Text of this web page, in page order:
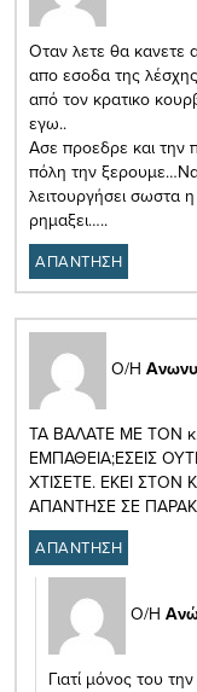
Οταν λετε θα κανετε
απο εσοδα της
από τον κρατικο
εγω..
Ασε προεδρε και την
πόλη την ξερουμε…Να
λειτουργήσει σωστα
ρημαξει…..
ΑΠΑΝΤΗΣΗ
Ο/Η
ΤΑ ΒΑΛΑΤΕ ΜΕ ΤΟΝ
ΕΜΠΑΘΕΙΑ;ΕΣΕΙΣ
ΧΤΙΣΕΤΕ. ΕΚΕΙ ΣΤΟΝ
ΑΠΑΝΤΗΣΕ ΣΕ
ΑΠΑΝΤΗΣΗ
Ο/Η
Γιατί μόνος του